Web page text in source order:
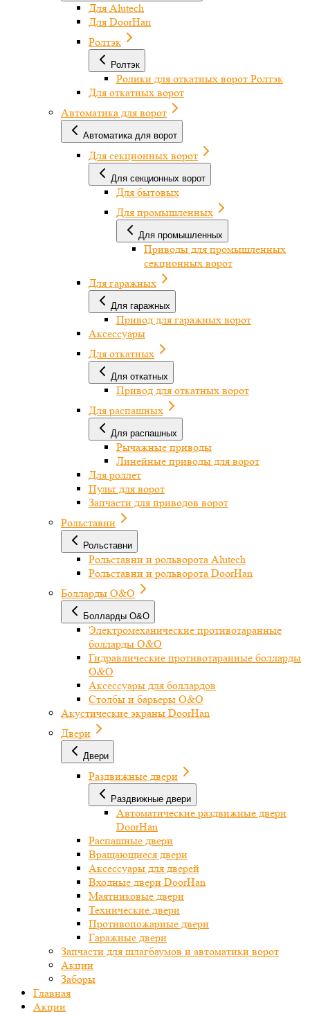
Для Alutech
Для DoorHan
Ролтэк
Ролтэк
Ролики для откатных ворот Ролтэк
Для откатных ворот
Автоматика для ворот
Автоматика для ворот
Для секционных ворот
Для секционных ворот
Для бытовых
Для промышленных
Для промышленных
Приводы для промышленных
секционных ворот
Для гаражных
Для гаражных
Привод для гаражных ворот
Аксессуары
Для откатных
Для откатных
Привод для откатных ворот
Для распашных
Для распашных
Рычажные приводы
Линейные приводы для ворот
Для роллет
Пульт для ворот
Запчасти для приводов ворот
Рольставни
Рольставни
Рольставни и рольворота Alutech
Рольставни и рольворота DoorHan
Болларды O&O
Болларды O&O
Электромеханические противотаранные
болларды O&O
Гидравлические противотаранные болларды
O&O
Аксессуары для боллардов
Столбы и барьеры O&O
Акустические экраны DoorHan
Двери
Двери
Раздвижные двери
Раздвижные двери
Автоматические раздвижные двери
DoorHan
Распашные двери
Вращающиеся двери
Аксессуары для дверей
Входные двери DoorHan
Маятниковые двери
Технические двери
Противопожарные двери
Гаражные двери
Запчасти для шлагбаумов и автоматики ворот
Акции
Заборы
Главная
Акции